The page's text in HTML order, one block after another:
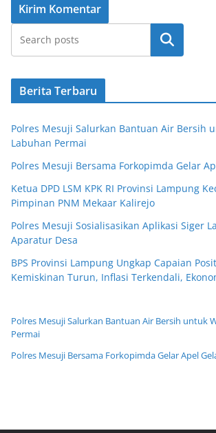
Cari
Berita Terbaru
Polres Mesuji Salurkan Bantuan Air Bersih
Labuhan Permai
Polres Mesuji Bersama Forkopimda Gelar
Ketua DPD LSM KPK RI Provinsi Lampung
Pimpinan PNM Mekaar Kalirejo
Polres Mesuji Sosialisasikan Aplikasi Siger
Aparatur Desa
BPS Provinsi Lampung Ungkap Capaian
Kemiskinan Turun, Inflasi Terkendali,
Polres Mesuji Salurkan Bantuan Air Bersih untuk
Permai
Polres Mesuji Bersama Forkopimda Gelar Apel